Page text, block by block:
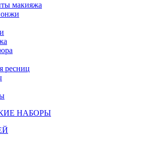
макияжа
ресниц
НАБОРЫ